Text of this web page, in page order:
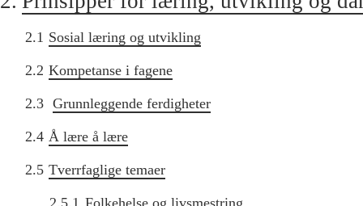
2.1 Sosial læring og utvikling
2.2 Kompetanse i fagene
2.3 Grunnleggende ferdigheter
2.4 Å lære å lære
2.5 Tverrfaglige temaer